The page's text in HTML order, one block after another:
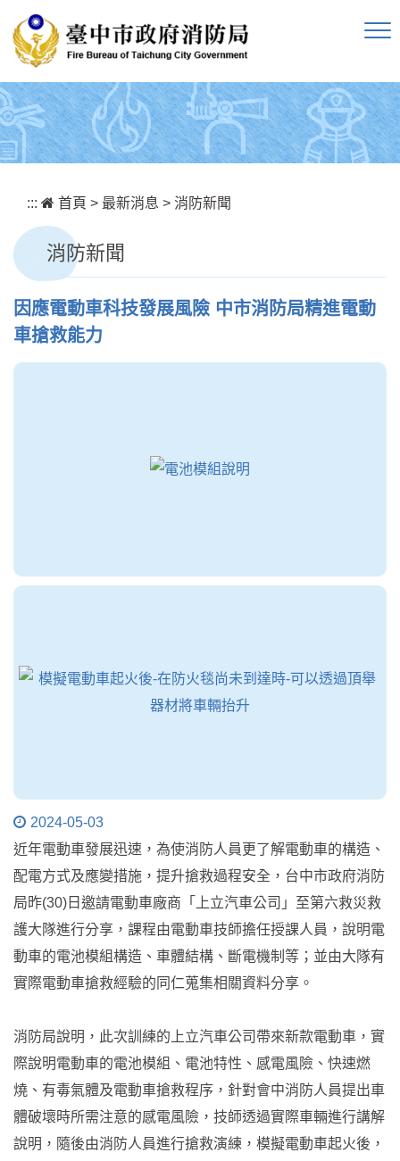
::: 首頁 > 最新消息 > 消防新聞
消防新聞
因應電動車科技發展風險 中市消防局精進電動
車搶救能力
2024-05-03
近年電動車發展迅速，為使消防人員更了解電動車的構造、
配電方式及應變措施，提升搶救過程安全，台中市政府消防
局昨(30)日邀請電動車廠商「上立汽車公司」至第六救災救
護大隊進行分享，課程由電動車技師擔任授課人員，說明電
動車的電池模組構造、車體結構、斷電機制等；並由大隊有
實際電動車搶救經驗的同仁蒐集相關資料分享。
消防局說明，此次訓練的上立汽車公司帶來新款電動車，實
際說明電動車的電池模組、電池特性、感電風險、快速燃
燒、有毒氣體及電動車搶救程序，針對會中消防人員提出車
體破壞時所需注意的感電風險，技師透過實際車輛進行講解
說明，隨後由消防人員進行搶救演練，模擬電動車起火後，